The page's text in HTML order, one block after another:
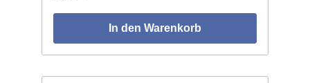
In den Warenkorb